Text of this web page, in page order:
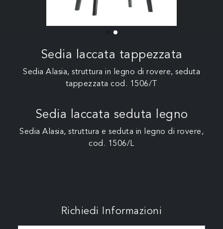
Sedia laccata tappezzata
Sedia Alasia, struttura in legno di rovere, seduta
tappezzata cod. 1506/T
Sedia laccata seduta legno
Sedia Alasia, struttura e seduta in legno di rovere,
cod. 1506/L
Richiedi Informazioni